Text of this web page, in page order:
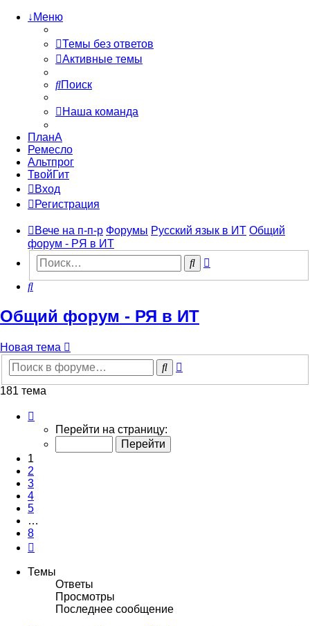
↓Меню
Темы без ответов
Активные темы
Поиск
Наша команда
ПланА
Ремесло
Альтпрог
ТвойГит
Вход
Регистрация
Вече на п-п-р Форумы Русский язык в ИТ Общий
форум - РЯ в ИТ
Поиск
Поиск
Общий форум - РЯ в ИТ
Новая тема
Поиск
181 тема
Перейти на страницу:
1
2
3
4
5
…
8
Темы
Ответы
Просмотры
Последнее сообщение